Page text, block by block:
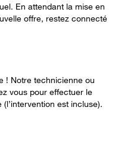
En attendant la mise en
offre, restez connecté
! Notre technicienne ou
vous pour effectuer le
est incluse).